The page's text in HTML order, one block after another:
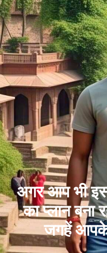
अगर आप भी
का प्लान बना
जगहें आपके